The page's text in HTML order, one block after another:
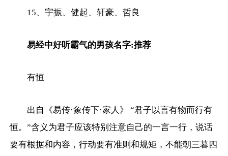
15、宇振、健起、轩豪、哲良
易经中好听霸气的男孩名字:推荐
有恒
出自《易传·象传下·家人》 “君子以言有物而行有
恒。”含义为君子应该特别注意自己的一言一行，说话
要有根据和内容，行动要有准则和规矩，不能朝三暮四